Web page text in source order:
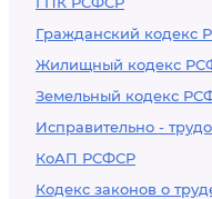
Гражданский кодекс
Жилищный кодекс
Земельный кодекс
Исправительно -
КоАП РСФСР
Кодекс законов о